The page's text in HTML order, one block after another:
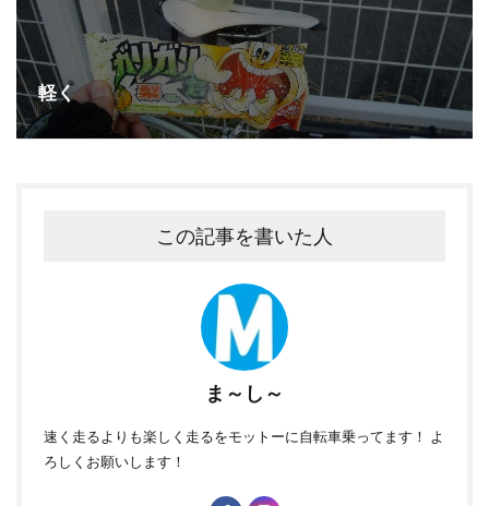
軽く
この記事を書いた人
ま～し～
速く走るよりも楽しく走るをモットーに自転車乗ってます！ よ
ろしくお願いします！